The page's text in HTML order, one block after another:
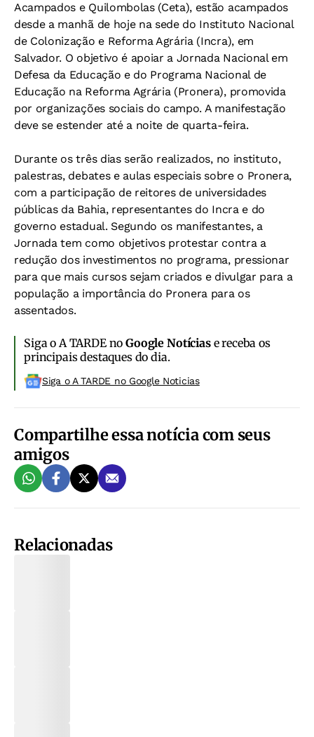
Acampados e Quilombolas (Ceta), estão acampados
desde a manhã de hoje na sede do Instituto Nacional
de Colonização e Reforma Agrária (Incra), em
Salvador. O objetivo é apoiar a Jornada Nacional em
Defesa da Educação e do Programa Nacional de
Educação na Reforma Agrária (Pronera), promovida
por organizações sociais do campo. A manifestação
deve se estender até a noite de quarta-feira.
Durante os três dias serão realizados, no instituto,
palestras, debates e aulas especiais sobre o Pronera,
com a participação de reitores de universidades
públicas da Bahia, representantes do Incra e do
governo estadual. Segundo os manifestantes, a
Jornada tem como objetivos protestar contra a
redução dos investimentos no programa, pressionar
para que mais cursos sejam criados e divulgar para a
população a importância do Pronera para os
assentados.
Siga o A TARDE noGoogle Notíciase receba os
principais destaques do dia.
Siga o A TARDE no Google Noticias
Compartilhe essa notícia com seus
amigos
Relacionadas